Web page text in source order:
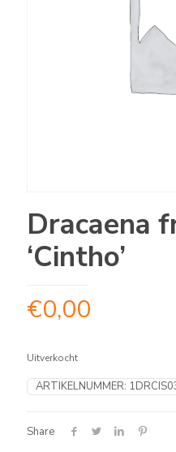
Dracaena
‘Cintho’
€0,00
Uitverkocht
ARTIKELNUMMER:
Share